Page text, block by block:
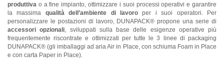
produttiva o a fine impianto, ottimizzare i suoi processi operativi e garantire
la massima qualità dell’ambiente di lavoro per i suoi operatori. Per
personalizzare le postazioni di lavoro, DUNAPACK® propone una serie di
accessori opzionali , sviluppati sulla base delle esigenze operative più
frequentemente riscontrate e ottimizzati per tutte le 3 linee di packaging
DUNAPACK® (gli imballaggi ad aria Air in Place, con schiuma Foam in Place
e con carta Paper in Place).